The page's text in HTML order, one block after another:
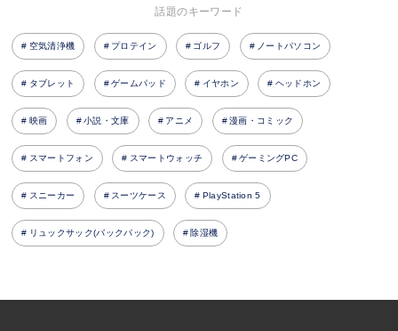
話題のキーワード
空気清浄機 プロテイン ゴルフ ノートパソコン
タブレット ゲームパッド イヤホン ヘッドホン
映画 小説・文庫 アニメ 漫画・コミック
スマートフォン スマートウォッチ ゲーミングPC
スニーカー スーツケース PlayStation 5
リュックサック(バックパック) 除湿機